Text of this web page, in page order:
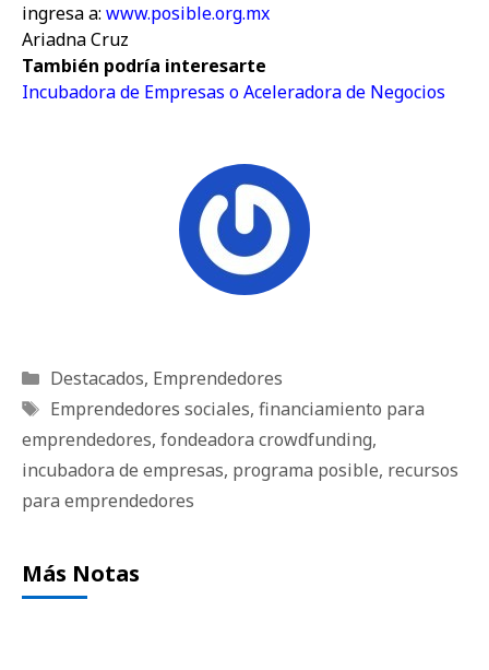
ingresa a: www.posible.org.mx
Ariadna Cruz
También podría interesarte
Incubadora de Empresas o Aceleradora de Negocios
Categorías
Destacados, Emprendedores
Etiquetas
Emprendedores sociales, financiamiento para
emprendedores, fondeadora crowdfunding,
incubadora de empresas, programa posible, recursos
para emprendedores
Más Notas